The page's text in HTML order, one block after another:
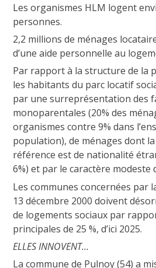
Les organismes HLM logent
personnes.
2,2 millions de ménages
d’une aide personnelle au
Par rapport à la structure de la
les habitants du parc locatif
par une surreprésentation des
monoparentales (20% des
organismes contre 9% dans
population), de ménages dont
référence est de nationalité
6%) et par le caractère modeste
Les communes concernées par
13 décembre 2000 doivent
de logements sociaux par
principales de 25 %, d’ici 2025.
ELLES INNOVENT…
La commune de Pulnoy (54) a